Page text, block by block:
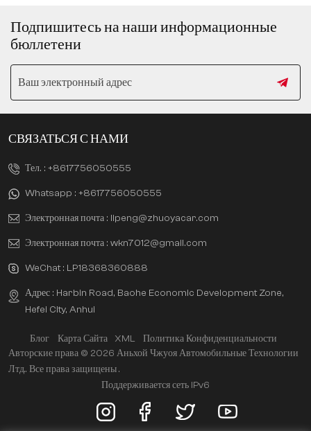
Подпишитесь на наши информационные
бюллетени
СВЯЗАТЬСЯ С НАМИ
Тел. : +8617756050555
Whatsapp : +8617756050555
Электронная почта : lipeng@zhuoyacar.com
Электронная почта : wkn7012@gmail.com
WeChat : LP18368360888
Адрес : Harbin Road, Baohe Economic Development Zone,
Hefei City, Anhui
Блог Карта Сайта XML
Политика Конфиденциальности
Авторские права © 2026 Аньхой Чжуоя Автомобильные Технологии
Лтд.. Все права защищены .
Поддерживается сеть IPv6